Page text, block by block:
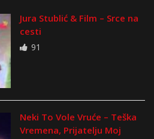
Jura Stublić & Film – Srce na
cesti
91
Neki To Vole Vruće – Teška
Vremena, Prijatelju Moj